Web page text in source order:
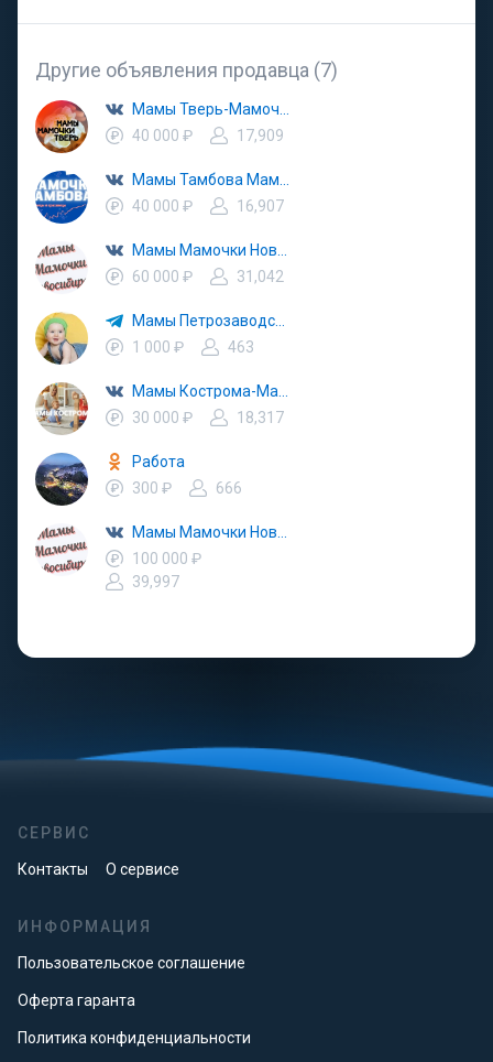
Другие объявления продавца (7)
40 000 ₽
17,909
40 000 ₽
16,907
60 000 ₽
31,042
1 000 ₽
463
30 000 ₽
18,317
Работа
300 ₽
666
100 000 ₽
39,997
СЕРВИС
Контакты О сервисе
ИНФОРМАЦИЯ
Пользовательское соглашение
Оферта гаранта
Политика конфиденциальности